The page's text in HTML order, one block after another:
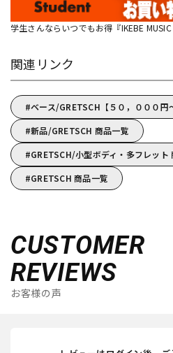
学生さんならいつでもお得『IKEBE MUSIC
関連リンク
ベース/GRETSCH【５０，０００円
新品/GRETSCH 商品一覧
GRETSCH/小型ボディ・多フレット
GRETSCH 商品一覧
CUSTOMER
REVIEWS
お客様の声